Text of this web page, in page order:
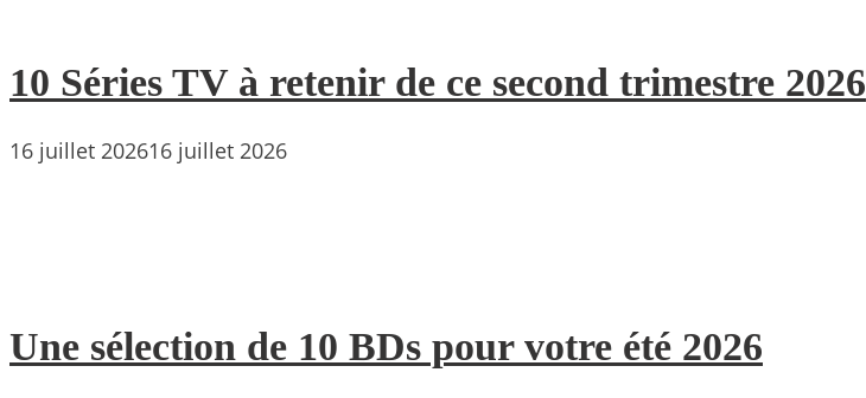
10 Séries TV à retenir de ce second trimestre 2026
16 juillet 202616 juillet 2026
Une sélection de 10 BDs pour votre été 2026